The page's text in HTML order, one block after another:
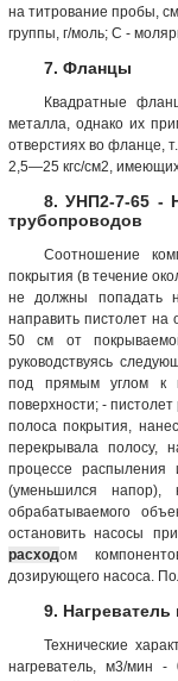
на титрование пробы,
группы, г/моль; С -
7. Фланцы
Квадратные
металла, однако их
отверстиях во фланце,
2,5—25 кгс/см2,
8. УНП2-7-65 -
трубопроводов
Соотношение
покрытия (в течение
не должны попадать
направить пистолет на
50 см от
руководствуясь
под прямым углом к
поверхности; -
полоса покрытия,
перекрывала полосу,
процессе распыления
(уменьшился напор),
обрабатываемого
остановить насосы
расходом
дозирующего насоса.
9.
Технические
нагреватель, м3/мин